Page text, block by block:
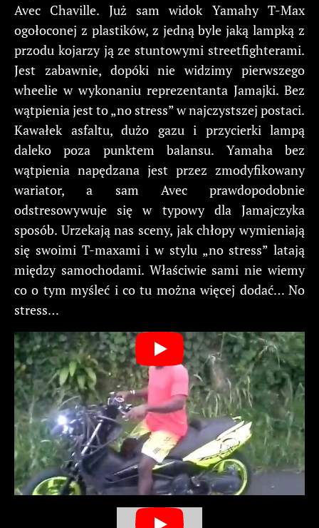
Avec Chaville. Już sam widok Yamahy T-Max
ogołoconej z plastików, z jedną byle jaką lampką z
przodu kojarzy ją ze stuntowymi streetfighterami.
Jest zabawnie, dopóki nie widzimy pierwszego
wheelie w wykonaniu reprezentanta Jamajki. Bez
wątpienia jest to „no stress” w najczystszej postaci.
Kawałek asfaltu, dużo gazu i przycierki lampą
daleko poza punktem balansu. Yamaha bez
wątpienia napędzana jest przez zmodyfikowany
wariator, a sam Avec prawdopodobnie
odstresowywuje się w typowy dla Jamajczyka
sposób. Urzekają nas sceny, jak chłopy wymieniają
się swoimi T-maxami i w stylu „no stress” latają
między samochodami. Właściwie sami nie wiemy
co o tym myśleć i co tu można więcej dodać… No
stress…